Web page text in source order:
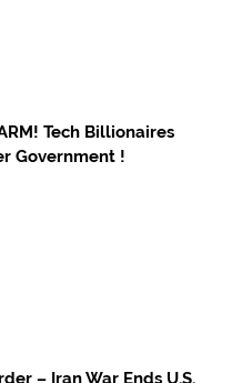
Tech Billionaires
Government !
– Iran War Ends U.S.